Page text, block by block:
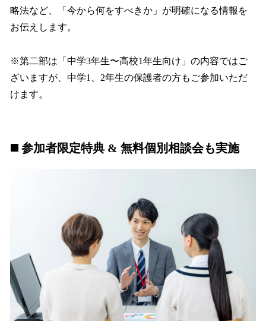
略法など、「今から何をすべきか」が明確になる情報を
お伝えします。
※第二部は「中学3年生〜高校1年生向け」の内容ではご
ざいますが、中学1、2年生の保護者の方もご参加いただ
けます。
◼️ 参加者限定特典 & 無料個別相談会も実施